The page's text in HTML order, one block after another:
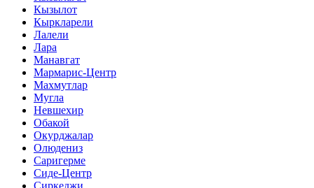
Кызылот
Кыркларели
Лалели
Лара
Манавгат
Мармарис-Центр
Махмутлар
Мугла
Невшехир
Обакой
Окурджалар
Олюдениз
Саригерме
Сиде-Центр
Сиркеджи